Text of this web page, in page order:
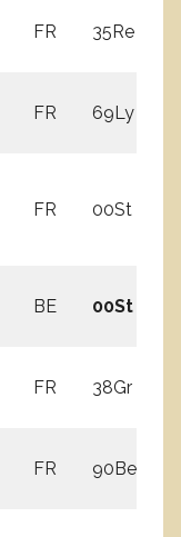
FR 35Re
FR 69Ly
FR 00St
BE 00St
FR 38Gr
FR 90Be